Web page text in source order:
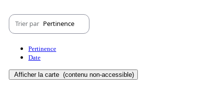
Trier par Pertinence
Pertinence
Date
Afficher la carte (contenu non-accessible)